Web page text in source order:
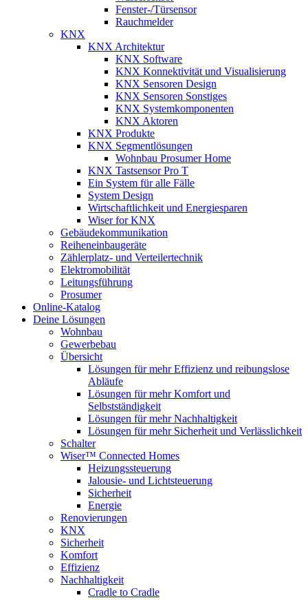
Fenster-/Türsensor
Rauchmelder
KNX
KNX Architektur
KNX Software
KNX Konnektivität und Visualisierung
KNX Sensoren Design
KNX Sensoren Sonstiges
KNX Systemkomponenten
KNX Aktoren
KNX Produkte
KNX Segmentlösungen
Wohnbau Prosumer Home
KNX Tastsensor Pro T
Ein System für alle Fälle
System Design
Wirtschaftlichkeit und Energiesparen
Wiser for KNX
Gebäudekommunikation
Reiheneinbaugeräte
Zählerplatz- und Verteilertechnik
Elektromobilität
Leitungsführung
Prosumer
Online-Katalog
Deine Lösungen
Wohnbau
Gewerbebau
Übersicht
Lösungen für mehr Effizienz und reibungslose
Abläufe
Lösungen für mehr Komfort und
Selbstständigkeit
Lösungen für mehr Nachhaltigkeit
Lösungen für mehr Sicherheit und Verlässlichkeit
Schalter
Wiser™ Connected Homes
Heizungssteuerung
Jalousie- und Lichtsteuerung
Sicherheit
Energie
Renovierungen
KNX
Sicherheit
Komfort
Effizienz
Nachhaltigkeit
Cradle to Cradle